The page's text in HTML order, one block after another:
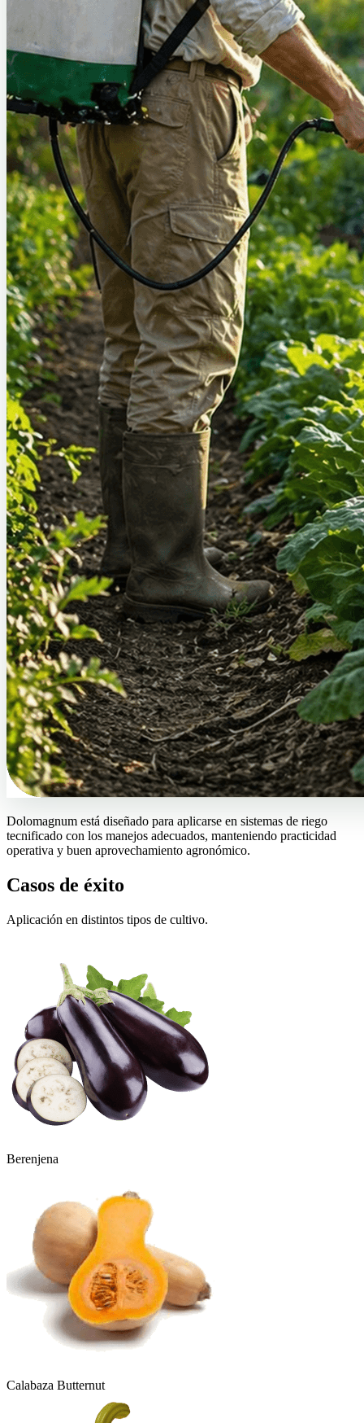
Dolomagnum está diseñado para aplicarse en sistemas de riego
tecnificado con los manejos adecuados, manteniendo practicidad
operativa y buen aprovechamiento agronómico.
Casos de éxito
Aplicación en distintos tipos de cultivo.
Berenjena
Calabaza Butternut